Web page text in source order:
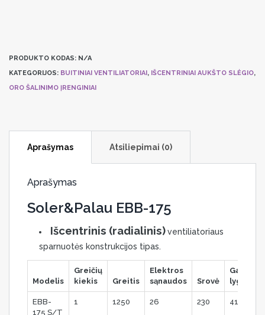
PRODUKTO KODAS: N/A
KATEGORIJOS: BUITINIAI VENTILIATORIAI , IŠCENTRINIAI AUKŠTO SLĖGIO,
ORO ŠALINIMO ĮRENGINIAI
Aprašymas Atsiliepimai (0)
Aprašymas
Soler&Palau EBB-175
Išcentrinis (radialinis)ventiliatoriaus
sparnuotės konstrukcijos tipas.
Modelis
Greičių
kiekis
Greitis
Elektros
sąnaudos
Srovė
Garso
lygis
EBB-
175 S/T
1 1250 26 230 41